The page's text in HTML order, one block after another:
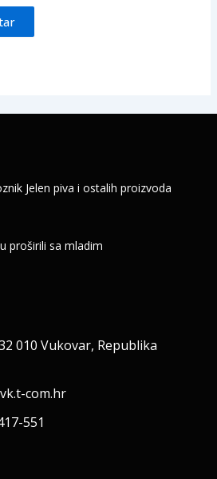
Jelen piva i ostalih proizvoda
proširili sa mladim
010 Vukovar, Republika
com.hr
551